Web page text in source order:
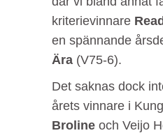
kriterievinnare
en spännande
Ära (V75-6).
Det saknas dock
årets vinnare i
Broline och Veijo